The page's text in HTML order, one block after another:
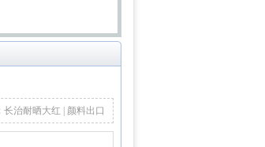
长治耐晒大红 | 颜料出口